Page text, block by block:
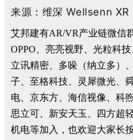
来源：维深 Wellsenn XR
艾邦建有AR/VR产业链微信
OPPO、亮亮视野、光粒科
立讯精密、多哚（纳立多）
子、至格科技、灵犀微光、
电、京东方、海信视像、科
思立可、新安天玉、四方超
机电等加入，也欢迎大家长